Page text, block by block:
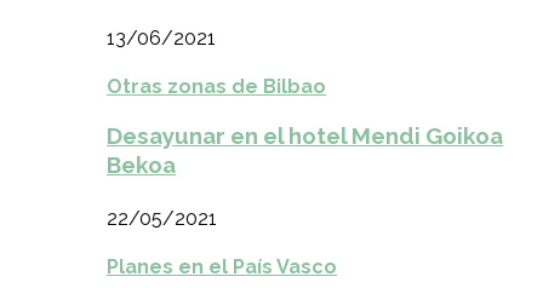
13/06/2021
Otras zonas de Bilbao
Desayunar en el hotel Mendi Goikoa
Bekoa
22/05/2021
Planes en el País Vasco